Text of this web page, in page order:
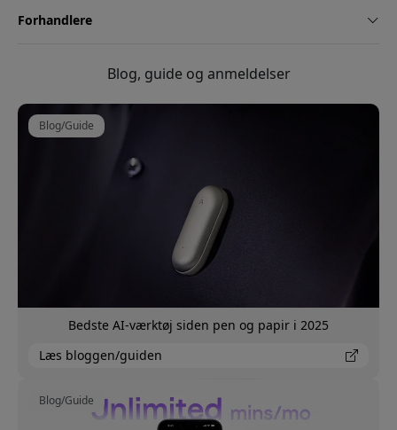
Forhandlere
Blog, guide og anmeldelser
Blog/Guide
Bedste AI-værktøj siden pen og papir i 2025
Læs bloggen/guiden
Blog/Guide